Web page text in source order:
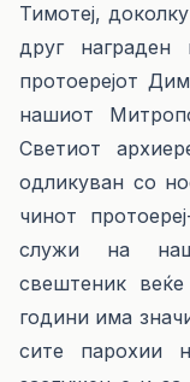
Тимотеј,
друг
протоерејот
нашиот
Светиот
одликуван со
чинот
служи на
свештеник
години има
сите парохии